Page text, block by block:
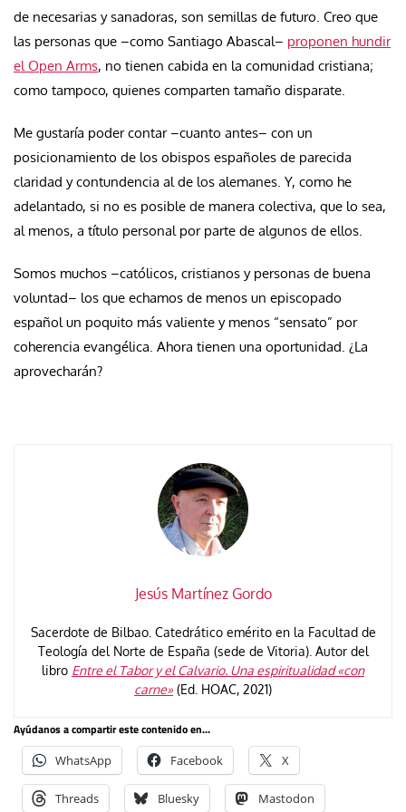
de necesarias y sanadoras, son semillas de futuro. Creo que
las personas que –como Santiago Abascal– proponen hundir
el Open Arms, no tienen cabida en la comunidad cristiana;
como tampoco, quienes comparten tamaño disparate.
Me gustaría poder contar –cuanto antes– con un
posicionamiento de los obispos españoles de parecida
claridad y contundencia al de los alemanes. Y, como he
adelantado, si no es posible de manera colectiva, que lo sea,
al menos, a título personal por parte de algunos de ellos.
Somos muchos –católicos, cristianos y personas de buena
voluntad– los que echamos de menos un episcopado
español un poquito más valiente y menos “sensato” por
coherencia evangélica. Ahora tienen una oportunidad. ¿La
aprovecharán?
Jesús Martínez Gordo
Sacerdote de Bilbao. Catedrático emérito en la Facultad de
Teologí­a del Norte de España (sede de Vitoria). Autor del
libro Entre el Tabor y el Calvario. Una espiritualidad «con
carne» (Ed. HOAC, 2021)
Ayúdanos a compartir este contenido en...
WhatsApp Facebook X
Threads Bluesky Mastodon